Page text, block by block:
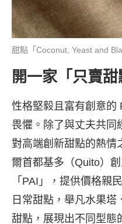
甜點「Coconut, Yeast and
開一家「只賣
性格堅毅且富有創意的
畏懼。除了與丈夫共同
對高端創新甜點的熱情
爾首都基多（Quito）
「PAI」，提供價格親
日常甜點，舉凡水果
甜點，展現出不同型態